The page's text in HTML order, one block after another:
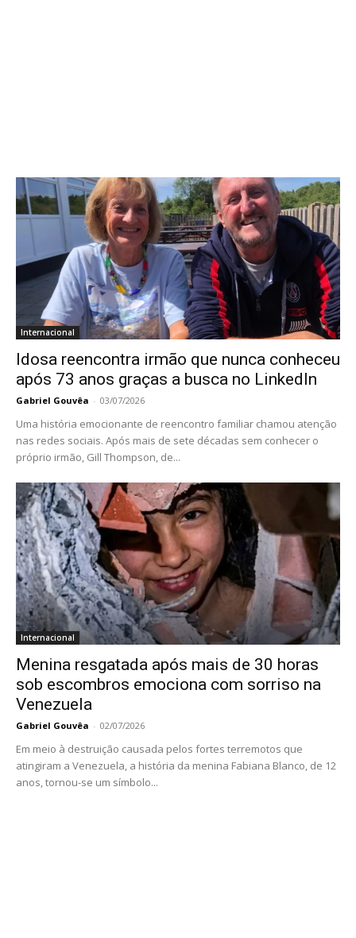
Internacional
Idosa reencontra irmão que nunca conheceu
após 73 anos graças a busca no LinkedIn
Gabriel Gouvêa - 03/07/2026
Uma história emocionante de reencontro familiar chamou atenção
nas redes sociais. Após mais de sete décadas sem conhecer o
próprio irmão, Gill Thompson, de...
Internacional
Menina resgatada após mais de 30 horas
sob escombros emociona com sorriso na
Venezuela
Gabriel Gouvêa - 02/07/2026
Em meio à destruição causada pelos fortes terremotos que
atingiram a Venezuela, a história da menina Fabiana Blanco, de 12
anos, tornou-se um símbolo...